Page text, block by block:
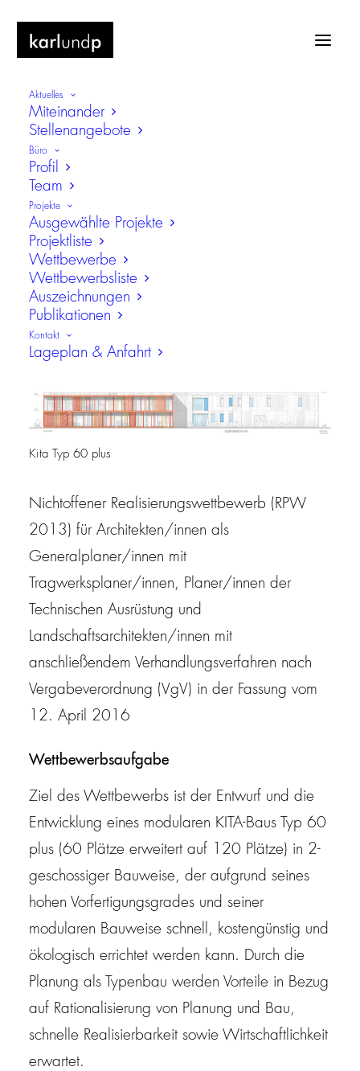
Aktuelles
Miteinander
Stellenangebote
Büro
Profil
Team
Projekte
Ausgewählte Projekte
Projektliste
Wettbewerbe
Wettbewerbsliste
Auszeichnungen
Publikationen
Kontakt
Lageplan & Anfahrt
KITA-Bau (Typ 60 plus), Berlin
Entwicklung eines modularen
Kindertagesstätten-Gebäudes
Kita Typ 60 plus
Nichtoffener Realisierungswettbewerb (RPW
2013) für Architekten/innen als
Generalplaner/innen mit
Tragwerksplaner/innen, Planer/innen der
Technischen Ausrüstung und
Landschaftsarchitekten/innen mit
anschließendem Verhandlungsverfahren nach
Vergabeverordnung (VgV) in der Fassung vom
12. April 2016
Wettbewerbsaufgabe
Ziel des Wettbewerbs ist der Entwurf und die
Entwicklung eines modularen KITA-Baus Typ 60
plus (60 Plätze erweitert auf 120 Plätze) in 2-
geschossiger Bauweise, der aufgrund seines
hohen Vorfertigungsgrades und seiner
modularen Bauweise schnell, kostengünstig und
ökologisch errichtet werden kann. Durch die
Planung als Typenbau werden Vorteile in Bezug
auf Rationalisierung von Planung und Bau,
schnelle Realisierbarkeit sowie Wirtschaftlichkeit
erwartet.